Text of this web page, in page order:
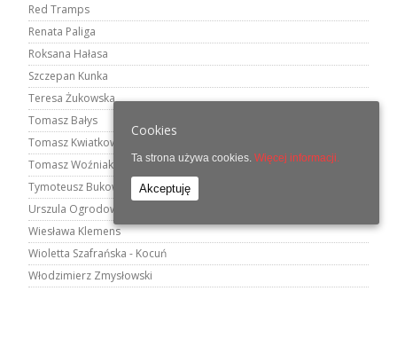
Red Tramps
Renata Paliga
Roksana Hałasa
Szczepan Kunka
Teresa Żukowska
Tomasz Bałys
Tomasz Kwiatkowski
Tomasz Woźniak
Tymoteusz Bukowski
Urszula Ogrodowicz
Wiesława Klemens
Wioletta Szafrańska - Kocuń
Włodzimierz Zmysłowski
Cookies
Ta strona używa cookies. Więcej informacji.
Akceptuję